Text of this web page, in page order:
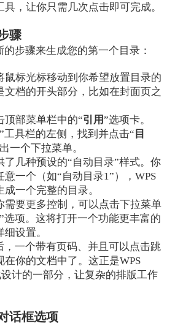
，让你只需几次点击即可完成。
骤
步骤来生成您的第一个目录：
鼠标光标移动到你希望放置目录的
文档的开头部分，比如在封面页之
顶部菜单栏中的“引用”选项卡。
工具栏的左侧，找到并点击“ 目
一个下拉菜单。
了几种预设的“自动目录”样式。你
一个（如“自动目录1”），WPS
一个完整的目录。
需要更多控制，可以点击下拉菜单
”选项。这将打开一个功能更丰富的
设置。
，一个带有页码、并且可以点击跳
你的文档中了。这正是WPS
计的一部分，让复杂的排版工作
话框选项